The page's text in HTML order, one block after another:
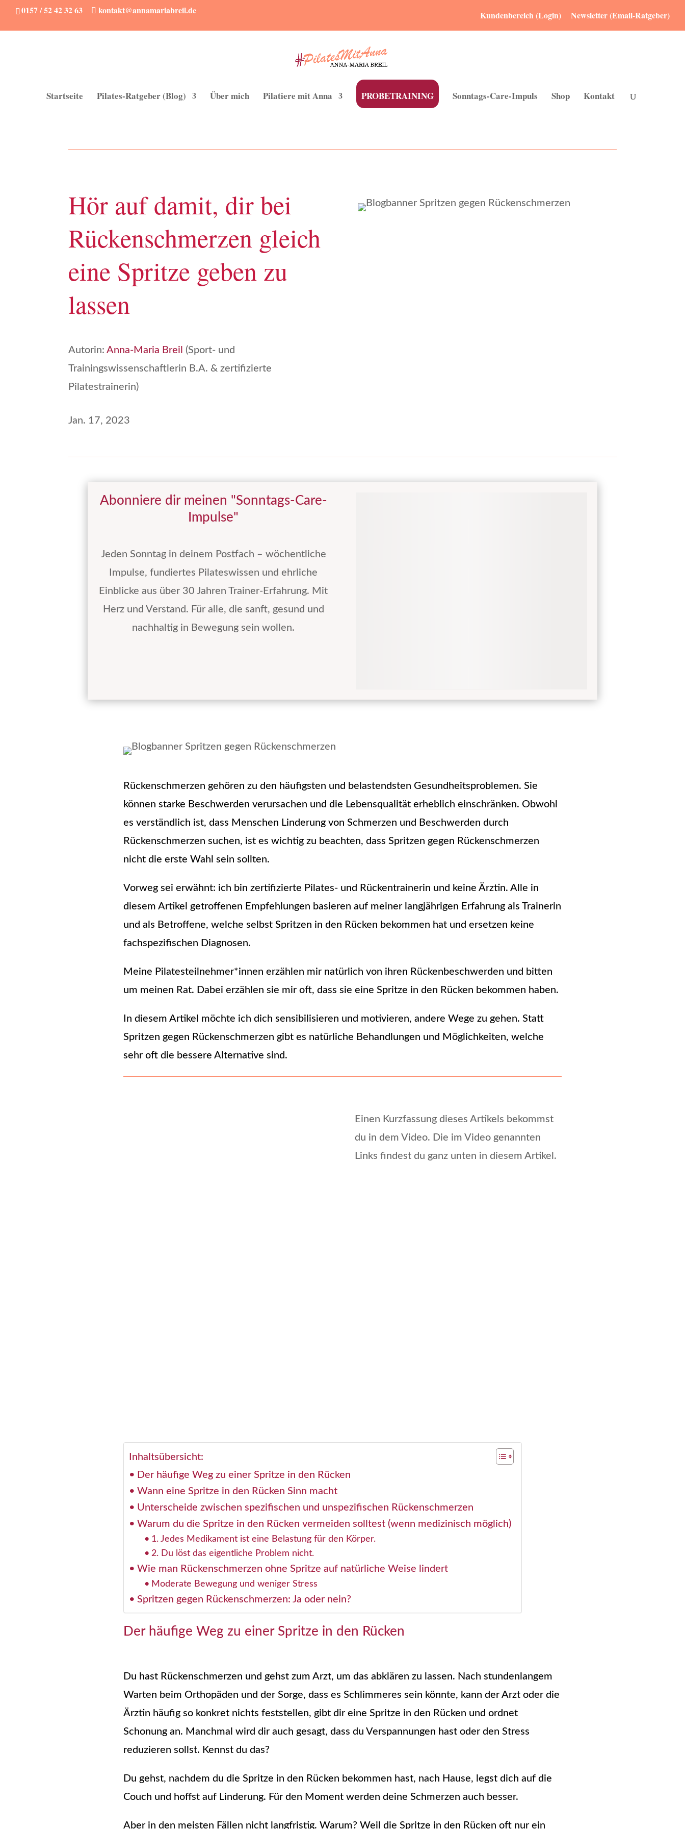
0157 / 52 42 32 63 kontakt@annamariabreil.de Kundenbereich (Login) Newsletter (Email-Ratgeber)
Startseite Pilates-Ratgeber (Blog) Über mich Pilatiere mit Anna PROBETRAINING Sonntags-Care-Impuls Shop Kontakt
Hör auf damit, dir bei
Rückenschmerzen gleich
eine Spritze geben zu
lassen
Autorin:Anna-Maria Breil (Sport- und
Trainingswissenschaftlerin B.A. & zertifizierte
Pilatestrainerin)
Jan. 17, 2023
Abonniere dir meinen "Sonntags-Care-
Impulse"
Jeden Sonntag in deinem Postfach – wöchentliche
Impulse, fundiertes Pilateswissen und ehrliche
Einblicke aus über 30 Jahren Trainer-Erfahrung. Mit
Herz und Verstand. Für alle, die sanft, gesund und
nachhaltig in Bewegung sein wollen.
Rückenschmerzen gehören zu den häufigsten und belastendsten Gesundheitsproblemen. Sie
können starke Beschwerden verursachen und die Lebensqualität erheblich einschränken. Obwohl
es verständlich ist, dass Menschen Linderung von Schmerzen und Beschwerden durch
Rückenschmerzen suchen, ist es wichtig zu beachten, dass Spritzen gegen Rückenschmerzen
nicht die erste Wahl sein sollten.
Vorweg sei erwähnt: ich bin zertifizierte Pilates- und Rückentrainerin und keine Ärztin. Alle in
diesem Artikel getroffenen Empfehlungen basieren auf meiner langjährigen Erfahrung als Trainerin
und als Betroffene, welche selbst Spritzen in den Rücken bekommen hat und ersetzen keine
fachspezifischen Diagnosen.
Meine Pilatesteilnehmer*innen erzählen mir natürlich von ihren Rückenbeschwerden und bitten
um meinen Rat. Dabei erzählen sie mir oft, dass sie eine Spritze in den Rücken bekommen haben.
In diesem Artikel möchte ich dich sensibilisieren und motivieren, andere Wege zu gehen. Statt
Spritzen gegen Rückenschmerzen gibt es natürliche Behandlungen und Möglichkeiten, welche
sehr oft die bessere Alternative sind.
Einen Kurzfassung dieses Artikels bekommst
du in dem Video. Die im Video genannten
Links findest du ganz unten in diesem Artikel.
Inhaltsübersicht:
Der häufige Weg zu einer Spritze in den Rücken
Wann eine Spritze in den Rücken Sinn macht
Unterscheide zwischen spezifischen und unspezifischen Rückenschmerzen
Warum du die Spritze in den Rücken vermeiden solltest (wenn medizinisch möglich)
1. Jedes Medikament ist eine Belastung für den Körper.
2. Du löst das eigentliche Problem nicht.
Wie man Rückenschmerzen ohne Spritze auf natürliche Weise lindert
Moderate Bewegung und weniger Stress
Spritzen gegen Rückenschmerzen: Ja oder nein?
Der häufige Weg zu einer Spritze in den Rücken
Du hast Rückenschmerzen und gehst zum Arzt, um das abklären zu lassen. Nach stundenlangem
Warten beim Orthopäden und der Sorge, dass es Schlimmeres sein könnte, kann der Arzt oder die
Ärztin häufig so konkret nichts feststellen, gibt dir eine Spritze in den Rücken und ordnet
Schonung an. Manchmal wird dir auch gesagt, dass du Verspannungen hast oder den Stress
reduzieren sollst. Kennst du das?
Du gehst, nachdem du die Spritze in den Rücken bekommen hast, nach Hause, legst dich auf die
Couch und hoffst auf Linderung. Für den Moment werden deine Schmerzen auch besser.
Aber in den meisten Fällen nicht langfristig. Warum? Weil die Spritze in den Rücken oft nur ein